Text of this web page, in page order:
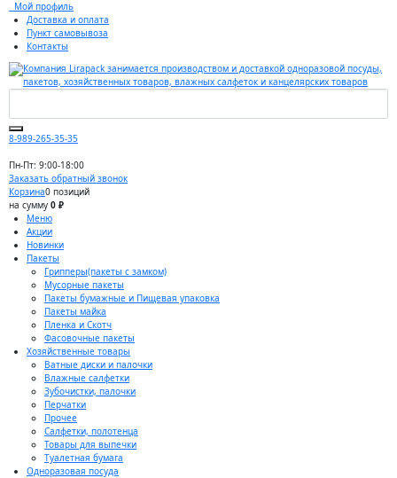
Мой профиль
Доставка и оплата
Пункт самовывоза
Контакты
8-989-265-35-35
Пн-Пт: 9:00-18:00
Заказать обратный звонок
Корзина0 позиций
на сумму 0 ₽
Меню
Акции
Новинки
Пакеты
Грипперы(пакеты с замком)
Мусорные пакеты
Пакеты бумажные и Пищевая упаковка
Пакеты майка
Пленка и Скотч
Фасовочные пакеты
Хозяйственные товары
Ватные диски и палочки
Влажные салфетки
Зубочистки, палочки
Перчатки
Прочее
Салфетки, полотенца
Товары для выпечки
Туалетная бумага
Одноразовая посуда